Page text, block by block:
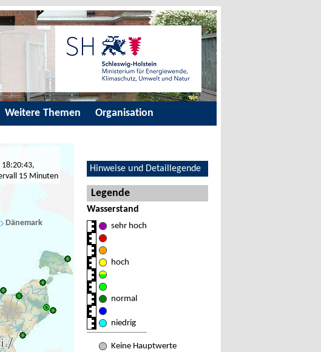
Weitere Themen Organisation
18:20:43,
15 Minuten
Dänemark
Hinweise und Detaillegende
Legende
Wasserstand
sehr hoch
hoch
normal
niedrig
Keine Hauptwerte